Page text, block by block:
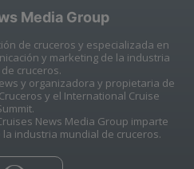
Media Group
de cruceros y especializada en
y marketing de la industria
cruceros.
y organizadora y propietaria de
y el International Cruise
News Media Group imparte
industria mundial de cruceros.